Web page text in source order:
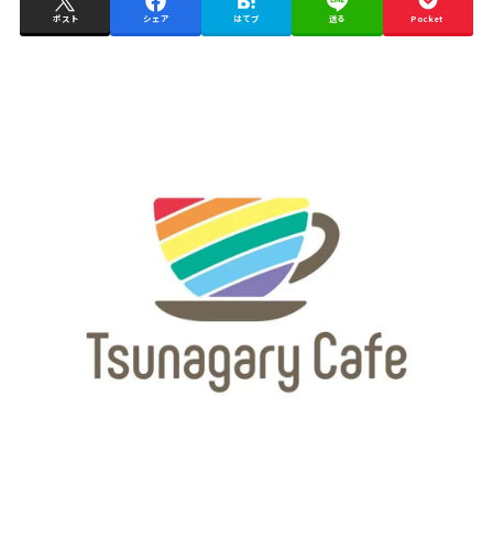
ポスト シェア はてブ 送る Pocket